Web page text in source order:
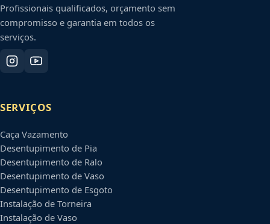
Profissionais qualificados, orçamento sem
compromisso e garantia em todos os
serviços.
SERVIÇOS
Caça Vazamento
Desentupimento de Pia
Desentupimento de Ralo
Desentupimento de Vaso
Desentupimento de Esgoto
Instalação de Torneira
Instalação de Vaso